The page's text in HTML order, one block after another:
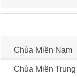
Chùa Miền Nam
Chùa Miền Trung